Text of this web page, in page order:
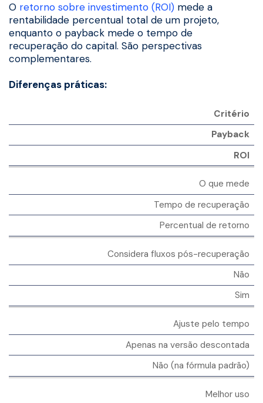
O retorno sobre investimento (ROI) mede a
rentabilidade percentual total de um projeto,
enquanto o payback mede o tempo de
recuperação do capital. São perspectivas
complementares.
Diferenças práticas:
Critério
Payback
ROI
O que mede
Tempo de recuperação
Percentual de retorno
Considera fluxos pós-recuperação
Não
Sim
Ajuste pelo tempo
Apenas na versão descontada
Não (na fórmula padrão)
Melhor uso